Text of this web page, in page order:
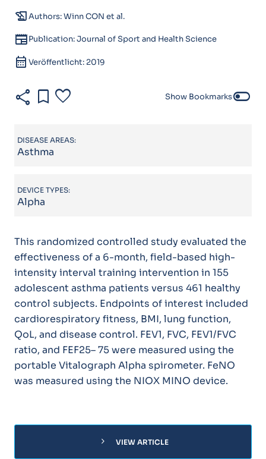
history_eduAuthors: Winn CON et al.
newspaperPublication: Journal of Sport and Health Science
calendar_month Veröffentlicht: 2019
share bookmark favorite Show Bookmarkstoggle_off
DISEASE AREAS:
Asthma
DEVICE TYPES:
Alpha
This randomized controlled study evaluated the
effectiveness of a 6-month, field-based high-
intensity interval training intervention in 155
adolescent asthma patients versus 461 healthy
control subjects. Endpoints of interest included
cardiorespiratory fitness, BMI, lung function,
QoL, and disease control. FEV1, FVC, FEV1/FVC
ratio, and FEF25– 75 were measured using the
portable Vitalograph Alpha spirometer. FeNO
was measured using the NIOX MINO device.
chevron_right VIEW ARTICLE